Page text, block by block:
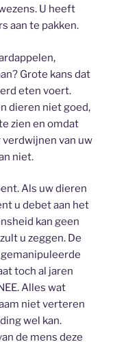
U heeft
aan te pakken.
Grote kans dat
eten voert.
dieren niet goed,
zien en omdat
verdwijnen van uw
niet.
Als uw dieren
u debet aan het
kan geen
u zeggen. De
toch al jaren
Alles wat
niet verteren
wel kan.
de mens deze